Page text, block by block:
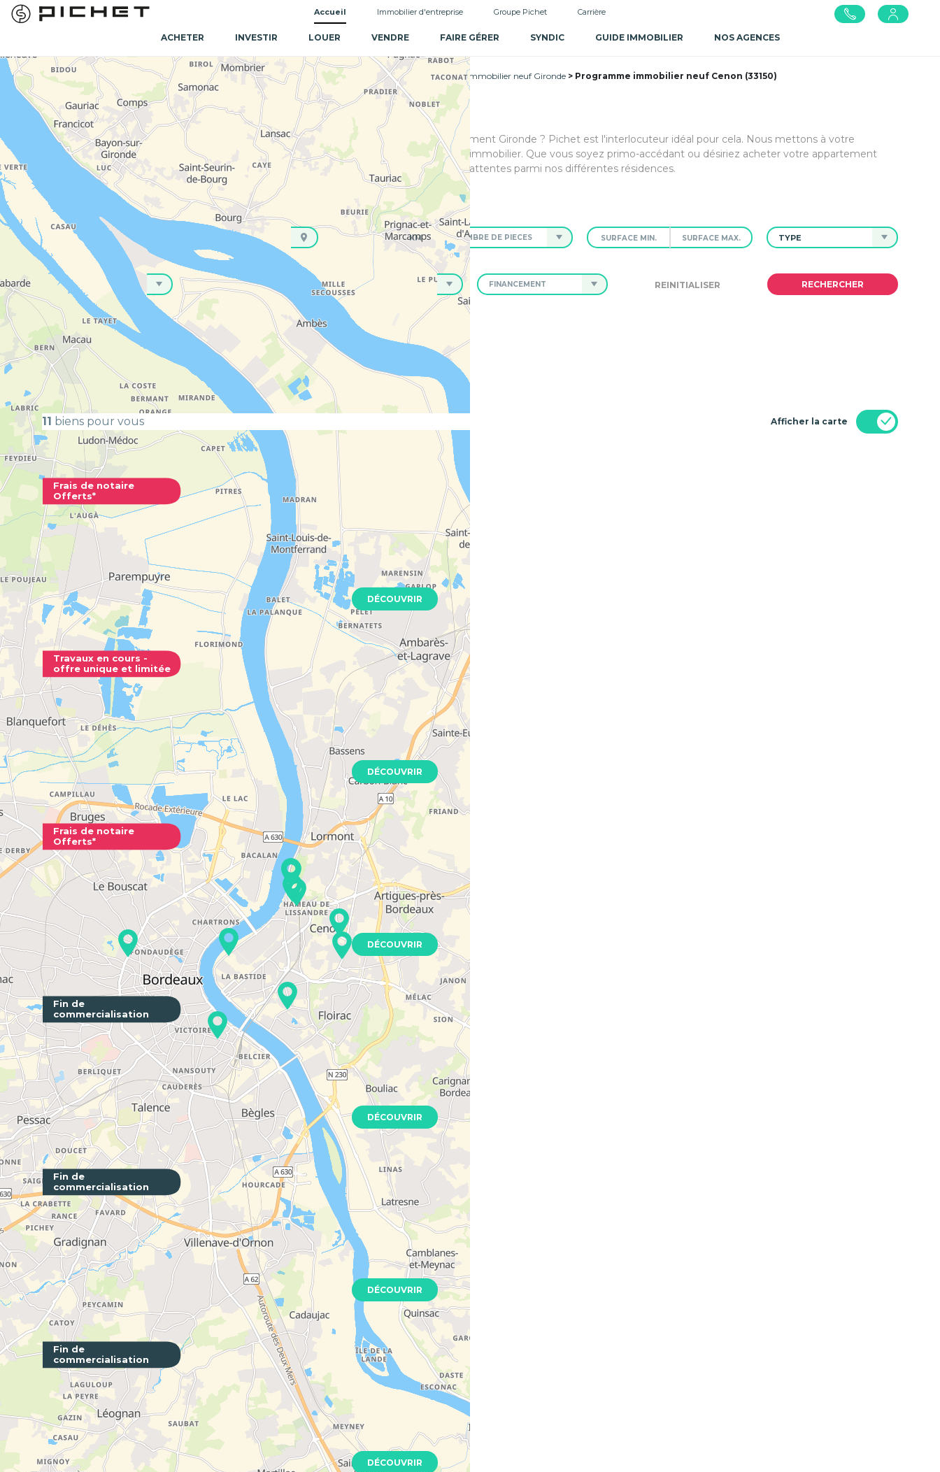
Accueil Immobilier d'entreprise Groupe Pichet Carrière
ACHETER INVESTIR LOUER VENDRE FAIRE GÉRER SYNDIC GUIDE IMMOBILIER NOS AGENCES
Accueil Programme immobilier neuf Programme immobilier neuf Nouvelle-Aquitaine Programme immobilier neuf Gironde Programme immobilier neuf Cenon (33150)
Programme immobilier neuf Cenon (33150)
Vous souhaitez faire l'acquisition de votre appartement neuf sur Cenon, dans le département Gironde ? Pichet est l'interlocuteur idéal pour cela. Nous mettons à votre
disposition des programmes neufs au sein de votre commune, idéaux pour votre achat immobilier. Que vous soyez primo-accédant ou désiriez acheter votre appartement
neuf sur Cenon pour une mise en location, vous trouverez un bien correspondant à vos attentes parmi nos différentes résidences.
KM NOMBRE DE PIÈCES TYPE
PRESTATIONS NEUF, ANCIEN FINANCEMENT
Appartement Neuf
11 biens pour vous Afficher la carte
Frais de notaire
Offerts*
DÉCOUVRIR
Connexion Hestia
LORMONT - 33310
Neuf
Typologie
duT2auT3
à partir de
188 000 €
Travaux en cours -
offre unique et limitée
DÉCOUVRIR
Emergence
BORDEAUX - 33000
Typologie
duT1
à partir de
212 000 €
Frais de notaire
Offerts*
DÉCOUVRIR
Les Allées Pelletan
CENON - 33150
Typologie
T2
à partir de
196 054 €
Fin de
commercialisation
DÉCOUVRIR
Villas Flora
FLOIRAC - 33270
Neuf
Fin de
commercialisation
DÉCOUVRIR
Perspective Garonne -
Connexion
LORMONT - 33310
Neuf
Fin de
commercialisation
DÉCOUVRIR
Le Jardin Majorelle
CENON - 33150